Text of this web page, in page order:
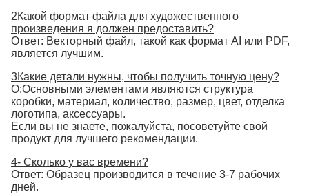
2Какой формат файла для художественного
произведения я должен предоставить?
Ответ: Векторный файл, такой как формат AI или PDF,
является лучшим.
3Какие детали нужны, чтобы получить точную цену?
О:Основными элементами являются структура
коробки, материал, количество, размер, цвет, отделка
логотипа, аксессуары.
Если вы не знаете, пожалуйста, посоветуйте свой
продукт для лучшего рекомендации.
4- Сколько у вас времени?
Ответ: Образец производится в течение 3-7 рабочих
дней.